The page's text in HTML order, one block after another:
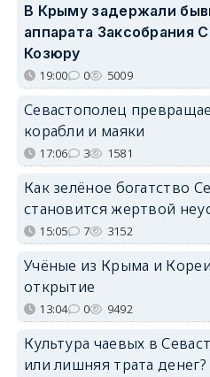
В Крыму задержали
аппарата Заксобрания
Козюру
19:00 0 5009
Севастополец
корабли и маяки
17:06 3 1581
Как зелёное богатство
становится жертвой
15:05 7 3152
Учёные из Крыма и
открытие
13:04 0 9492
Культура чаевых в
или лишняя трата денег?